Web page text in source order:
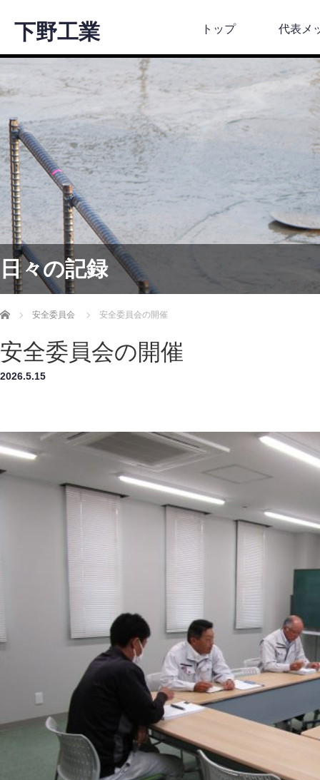
下野工業 トップ 代表メ
日々の記録
ホーム 安全委員会 安全委員会の開催
安全委員会の開催
2026.5.15